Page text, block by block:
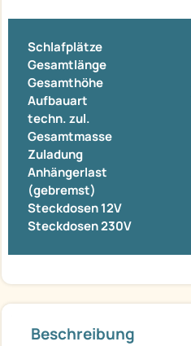
Schlafplätze
Gesamtlänge
Gesamthöhe
Aufbauart
techn. zul.
Gesamtmasse
Zuladung
Anhängerlast
(gebremst)
Steckdosen 12V
Steckdosen 230V
Beschreibung